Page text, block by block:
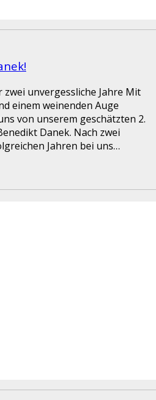
zwei unvergessliche Jahre Mit
einem weinenden Auge
von unserem geschätzten 2.
Danek. Nach zwei
Jahren bei uns…